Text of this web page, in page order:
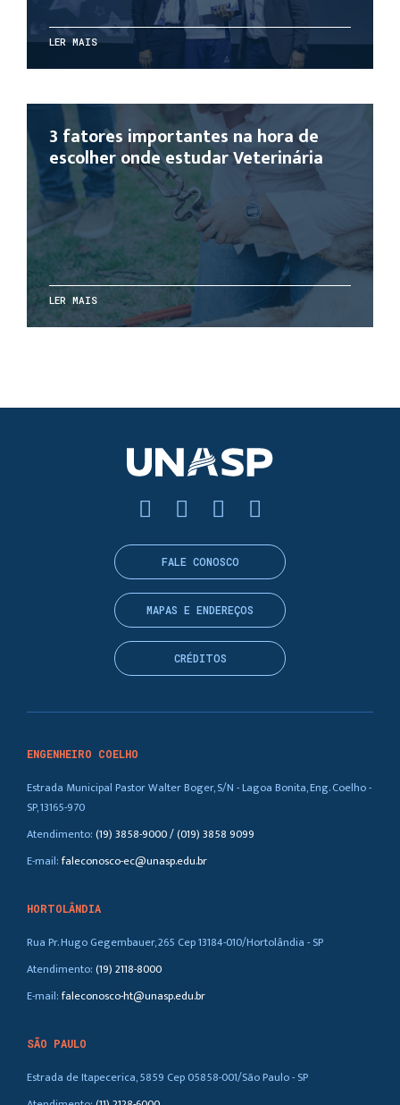
LER MAIS
3 fatores importantes na hora de
escolher onde estudar Veterinária
LER MAIS
ENGENHEIRO COELHO
Estrada Municipal Pastor Walter Boger, S/N - Lagoa Bonita, Eng. Coelho -
SP, 13165-970
Atendimento:(19) 3858-9000 / (019) 3858 9099
E-mail:faleconosco-ec@unasp.edu.br
HORTOLÂNDIA
Rua Pr. Hugo Gegembauer, 265 Cep 13184-010/Hortolândia - SP
Atendimento:(19) 2118-8000
E-mail:faleconosco-ht@unasp.edu.br
SÃO PAULO
Estrada de Itapecerica, 5859 Cep 05858-001/São Paulo - SP
FALE CONOSCO
MAPAS E ENDEREÇOS
CRÉDITOS